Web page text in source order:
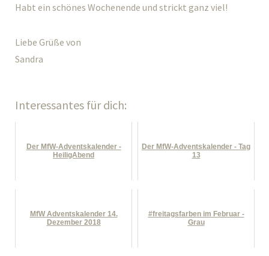
Habt ein schönes Wochenende und strickt ganz viel!
Liebe Grüße von
Sandra
Interessantes für dich:
Der MfW-Adventskalender -
HeiligAbend
Der MfW-Adventskalender - Tag
13
MfW Adventskalender 14.
Dezember 2018
#freitagsfarben im Februar -
Grau